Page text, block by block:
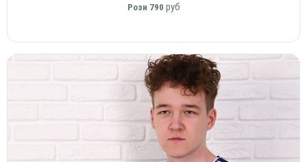
Розн 790 руб